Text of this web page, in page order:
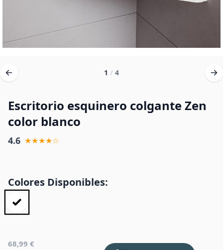
1 / 4
Escritorio esquinero colgante Zen
color blanco
4.6 ★★★★☆
Colores Disponibles:
68,99 €